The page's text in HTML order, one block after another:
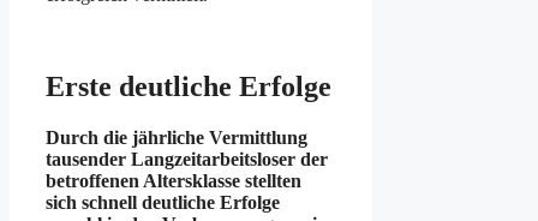
Erste deutliche Erfolge
Durch die jährliche Vermittlung
tausender Langzeitarbeitsloser der
betroffenen Altersklasse stellten
sich schnell deutliche Erfolge